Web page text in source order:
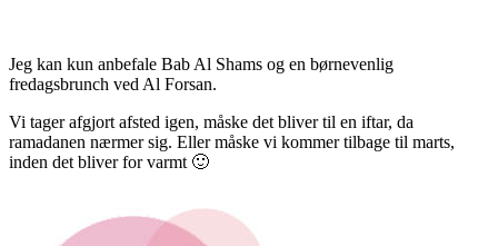
Jeg kan kun anbefale Bab Al Shams og en børnevenlig
fredagsbrunch ved Al Forsan.
Vi tager afgjort afsted igen, måske det bliver til en iftar, da
ramadanen nærmer sig. Eller måske vi kommer tilbage til marts,
inden det bliver for varmt 🙂